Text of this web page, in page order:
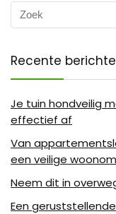
Recente
Je tuin hondveilig
effectief af
Van
een veilige
Neem dit in
Een